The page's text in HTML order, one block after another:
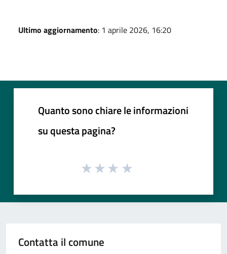
Ultimo aggiornamento: 1 aprile 2026, 16:20
Quanto sono chiare le informazioni
su questa pagina?
Contatta il comune